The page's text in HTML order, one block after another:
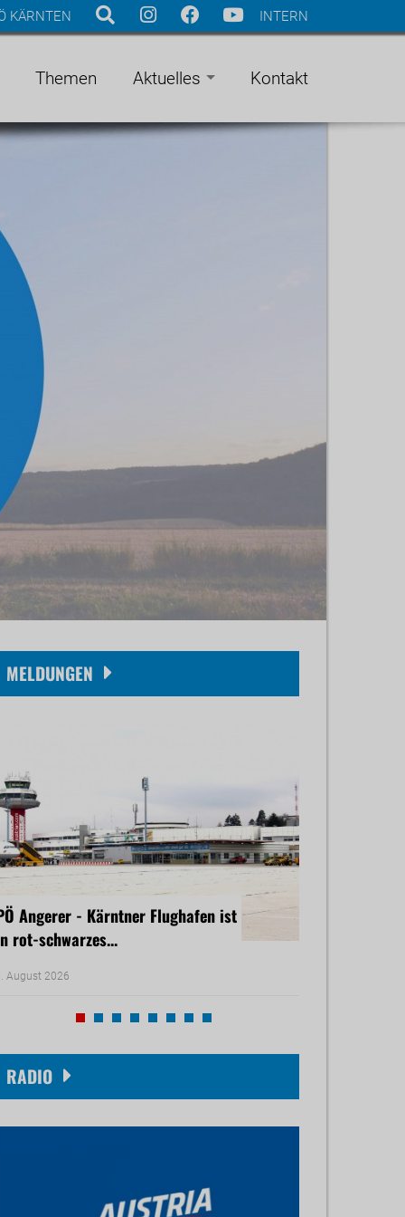
INTERN
KÄRNTEN
Themen Aktuelles Kontakt
MELDUNGEN
Angerer - Kärntner Flughafen ist
rot-schwarzes...
August 2026
rasches
RADIO